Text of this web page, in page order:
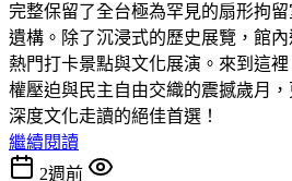
完整保留了全台極為罕見的扇形拘
遺構。除了沉浸式的歷史展覽，館
熱門打卡景點與文化展演。來到這
權壓迫與民主自由交織的震撼歲月
深度文化走讀的絕佳首選！
繼續閱讀
2週前